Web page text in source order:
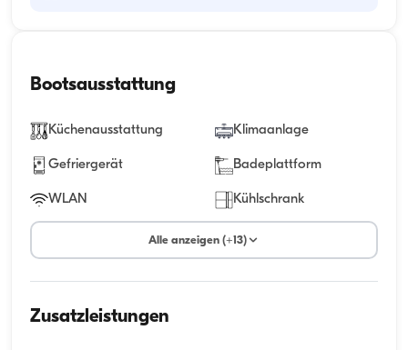
Bootsausstattung
Küchenausstattung Klimaanlage
Gefriergerät Badeplattform
WLAN Kühlschrank
Alle anzeigen (+13)
Zusatzleistungen